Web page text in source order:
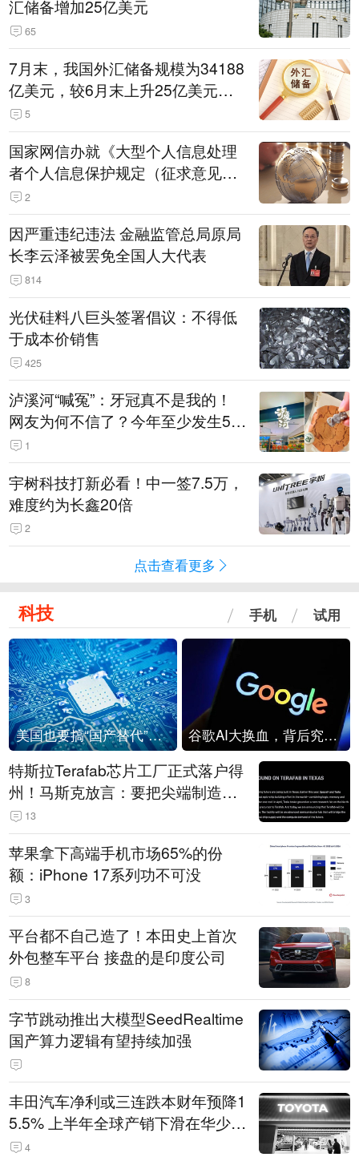
汇储备增加25亿美元
65
7月末，我国外汇储备规模为34188
亿美元，较6月末上升25亿美元，
升幅为0.07%
5
国家网信办就《大型个人信息处理
者个人信息保护规定（征求意见
稿）》公开征求意见
2
因严重违纪违法 金融监管总局原局
长李云泽被罢免全国人大代表
814
光伏硅料八巨头签署倡议：不得低
于成本价销售
425
泸溪河“喊冤”：牙冠真不是我的！
网友为何不信了？今年至少发生5
起“食品冤案”
1
宇树科技打新必看！中一签7.5万，
难度约为长鑫20倍
2
点击查看更多
科技 手机 试用
美国也要搞“国产替代”？先算清三笔账 谷歌AI大换血，背后究竟发生了什么？
特斯拉Terafab芯片工厂正式落户得
州！马斯克放言：要把尖端制造带
回美国
13
苹果拿下高端手机市场65%的份
额：iPhone 17系列功不可没
3
平台都不自己造了！本田史上首次
外包整车平台 接盘的是印度公司
8
字节跳动推出大模型SeedRealtime
国产算力逻辑有望持续加强
丰田汽车净利或三连跌本财年预降1
5.5% 上半年全球产销下滑在华少卖
14.3万辆
4